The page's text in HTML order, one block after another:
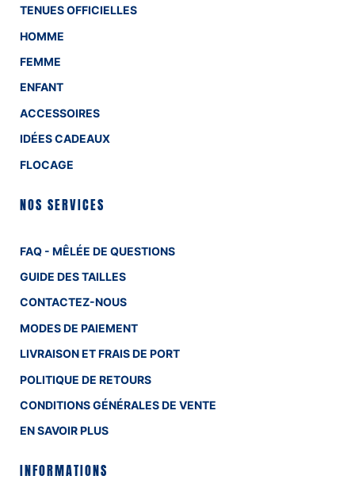
TENUES OFFICIELLES
HOMME
FEMME
ENFANT
ACCESSOIRES
IDÉES CADEAUX
FLOCAGE
NOS SERVICES
FAQ - MÊLÉE DE QUESTIONS
GUIDE DES TAILLES
CONTACTEZ-NOUS
MODES DE PAIEMENT
LIVRAISON ET FRAIS DE PORT
POLITIQUE DE RETOURS
CONDITIONS GÉNÉRALES DE VENTE
EN SAVOIR PLUS
INFORMATIONS